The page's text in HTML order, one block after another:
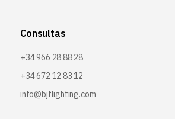
Consultas
+34 966 28 88 28
+34 672 12 83 12
info@bjflighting.com